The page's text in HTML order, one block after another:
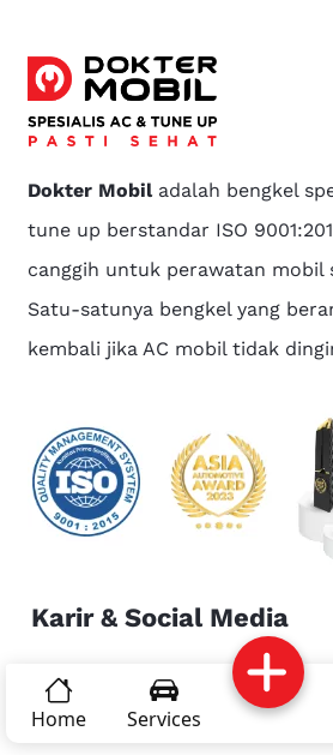
Reservasi
Home Services
Dokter Mobiladalah bengkel
tune up berstandar ISO
canggih untuk perawatan mobil
Satu-satunya bengkel yang
kembali jika AC mobil tidak
Karir & Social Media
Karir Dokter Mobil
Linkedin